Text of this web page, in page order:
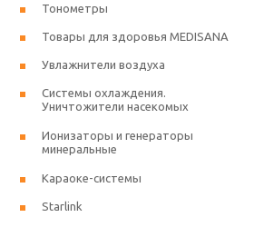
Тонометры
Товары для здоровья MEDISANA
Увлажнители воздуха
Системы охлаждения.
Уничтожители насекомых
Ионизаторы и генераторы
минеральные
Караоке-системы
Starlink